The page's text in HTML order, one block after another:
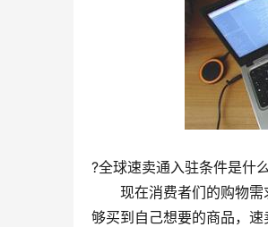
?全球速卖通入驻条件是什
现在消费者们的购物需
够买到自己想要的商品，